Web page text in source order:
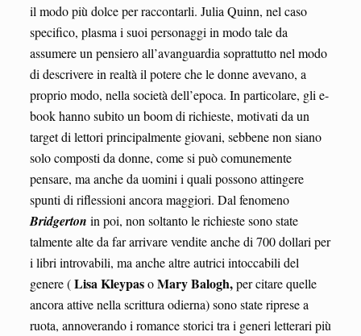
il modo più dolce per raccontarli. Julia Quinn, nel caso
specifico, plasma i suoi personaggi in modo tale da
assumere un pensiero all’avanguardia soprattutto nel modo
di descrivere in realtà il potere che le donne avevano, a
proprio modo, nella società dell’epoca. In particolare, gli e-
book hanno subito un boom di richieste, motivati da un
target di lettori principalmente giovani, sebbene non siano
solo composti da donne, come si può comunemente
pensare, ma anche da uomini i quali possono attingere
spunti di riflessioni ancora maggiori. Dal fenomeno
Bridgerton in poi, non soltanto le richieste sono state
talmente alte da far arrivare vendite anche di 700 dollari per
i libri introvabili, ma anche altre autrici intoccabili del
genere (Lisa KleypasoMary Balogh,per citare quelle
ancora attive nella scrittura odierna) sono state riprese a
ruota, annoverando i romance storici tra i generi letterari più